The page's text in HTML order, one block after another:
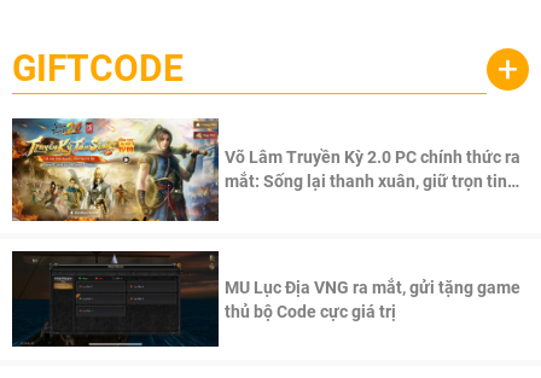
cầu, theo giấy phép chính thức từ công ty game Nhật Bản
Pocketpair, Inc.
GIFTCODE +
Võ Lâm Truyền Kỳ 2.0 PC chính thức ra
mắt: Sống lại thanh xuân, giữ trọn tinh
MU Lục Địa VNG ra mắt, gửi tặng game
thủ bộ Code cực giá trị